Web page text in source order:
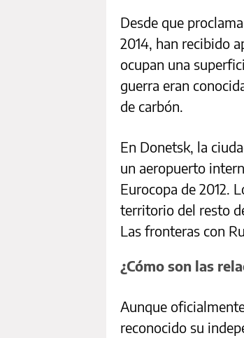
Desde que
2014, han recibido
ocupan una
guerra eran
de carbón.
En Donetsk, la
un aeropuerto
Eurocopa de 2012.
territorio del resto
Las fronteras con
¿Cómo son las
Aunque
reconocido su